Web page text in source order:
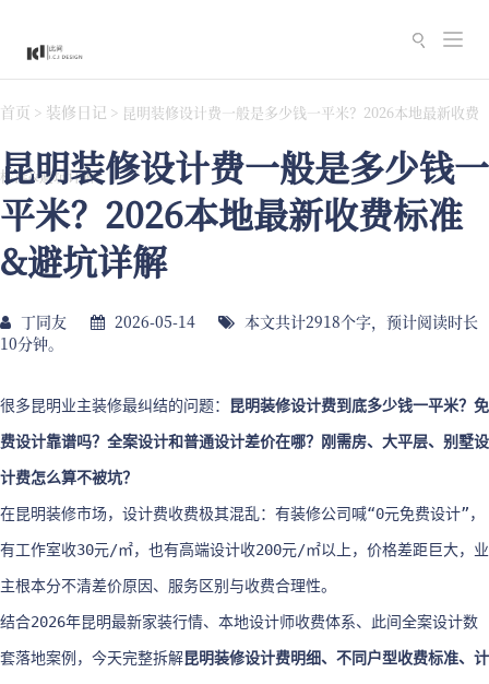
切
换
导
航
首页 > 装修日记 > 昆明装修设计费一般是多少钱一平米？2026本地最新收费
标准&避坑详解
昆明装修设计费一般是多少钱一
平米？2026本地最新收费标准
&避坑详解
丁同友 2026-05-14
本文共计2918个字，预计阅读时长
10分钟。
很多昆明业主装修最纠结的问题： 昆明装修设计费到底多少钱一平米？免
费设计靠谱吗？全案设计和普通设计差价在哪？刚需房、大平层、别墅设
计费怎么算不被坑？
在昆明装修市场，设计费收费极其混乱：有装修公司喊“0元免费设计”，
有工作室收30元/㎡，也有高端设计收200元/㎡以上，价格差距巨大，业
主根本分不清差价原因、服务区别与收费合理性。
结合2026年昆明最新家装行情、本地设计师收费体系、此间全案设计数
套落地案例，今天完整拆解昆明装修设计费明细、不同户型收费标准、计